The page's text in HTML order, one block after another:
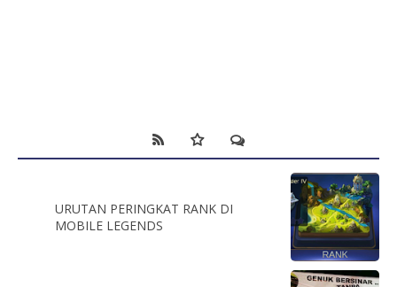
URUTAN PERINGKAT RANK DI
MOBILE LEGENDS